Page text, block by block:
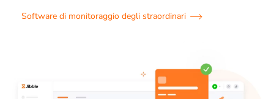
Software di monitoraggio degli straordinari